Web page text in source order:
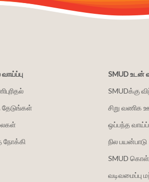
நோக்கி
SMUD உடன்
SMUDக்கு
சிறு வணிக
ஒப்பந்த
நில பயன்பாடு
SMUD
வடிவமைப்பு